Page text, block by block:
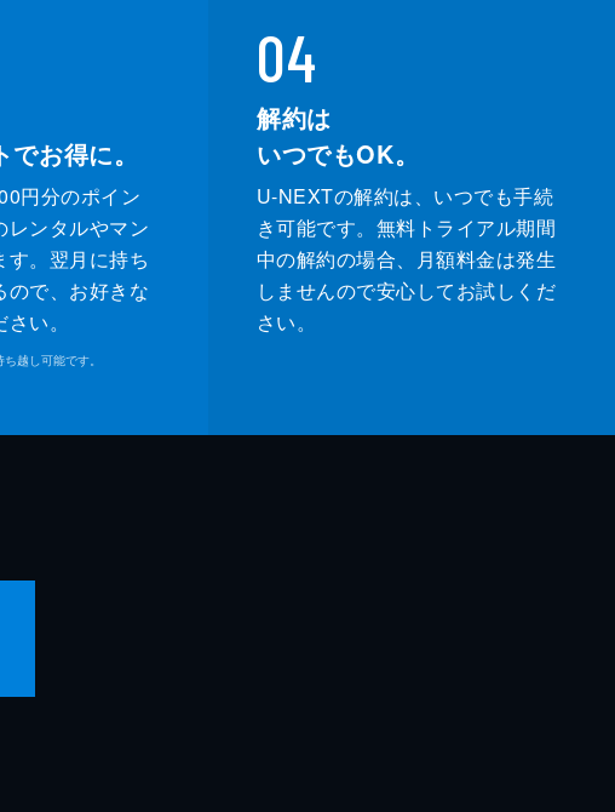
お得に。
円分のポイン
レンタルやマン
す。翌月に持ち
ので、お好きな
い。
越し可能です。
04
解約は
いつでもOK。
U-NEXTの解約は、いつでも手続
き可能です。無料トライアル期間
中の解約の場合、月額料金は発生
しませんので安心してお試しくだ
さい。